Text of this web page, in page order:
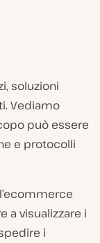
soluzioni
Vediamo
può essere
e protocolli
a visualizzare i
i